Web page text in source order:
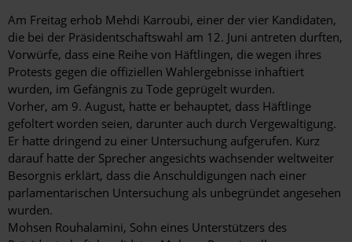
Am Freitag erhob Mehdi Karroubi, einer der vier Kandidaten,
die bei der Präsidentschaftswahl am 12. Juni antreten durften,
Vorwürfe, dass eine Reihe von Häftlingen, die wegen ihres
Protests gegen die offiziellen Wahlergebnisse inhaftiert
wurden, im Gefängnis zu Tode geprügelt wurden.
Vorher, am 9. August, hatte er behauptet, dass Häftlinge
gefoltert worden seien, darunter auch durch Vergewaltigung.
Er hatte dringend zu einer Untersuchung aufgerufen. Kurz
darauf hatte der Sprecher angesichts wachsender weltweiter
Besorgnis erklärt, dass die Anschuldigungen nach einer
parlamentarischen Untersuchung als unbegründet angesehen
wurden.
Mohsen Rouhalamini, Sohn eines Unterstützers des